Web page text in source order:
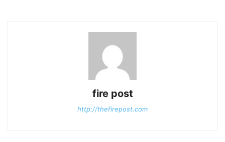
fire post
http://thefirepost.com